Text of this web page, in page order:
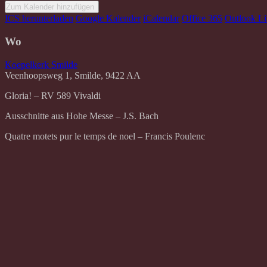
Zum Kalender hinzufügen
ICS herunterladen Google Kalender iCalendar Office 365 Outlook
Wo
Koepelkerk Smilde
Veenhoopsweg 1, Smilde, 9422 AA
Gloria! – RV 589 Vivaldi
Ausschnitte aus Hohe Messe – J.S. Bach
Quatre motets pur le temps de noel – Francis Poulenc